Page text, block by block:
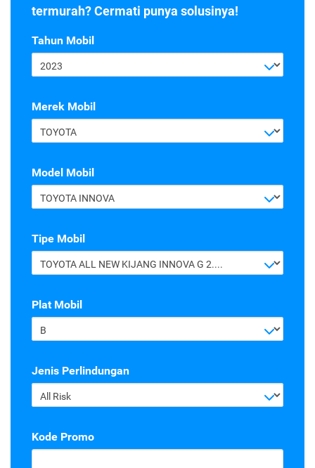
termurah? Cermati punya solusinya!
Tahun Mobil
2023
Merek Mobil
TOYOTA
Model Mobil
TOYOTA INNOVA
Tipe Mobil
TOYOTA ALL NEW KIJANG INNOVA G 2.4 A/T DIESEL
Plat Mobil
B
Jenis Perlindungan
All Risk
Kode Promo